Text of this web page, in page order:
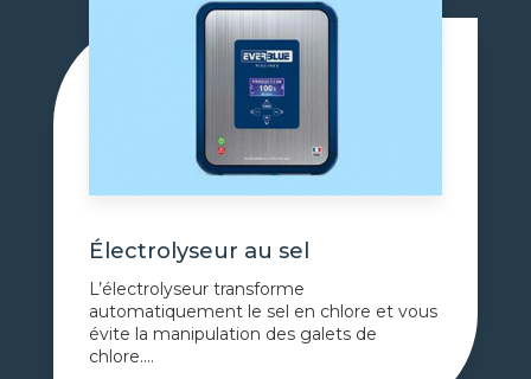
Électrolyseur au sel
L’électrolyseur transforme
automatiquement le sel en chlore et vous
évite la manipulation des galets de
chlore....